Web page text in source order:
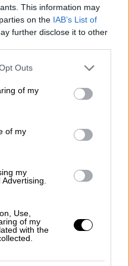
This information may
on the IAB’s List of
further disclose it to other
uses one or more Google
You may click to
and its third-party tags to
purposes in below Google
Outs
of my
of my
my
Use,
of my
with the
αγωνίστηκε σε
του από τη
είχε πέρασμα
και τηΖυρίχη
του και έγινε
κοινό
του 1994, όταν
της Βουλγαρίας
πάρει μέρος
Plan B»